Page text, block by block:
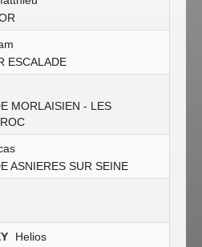
ESCALADE
MORLAISIEN - LES
ASNIERES SUR SEINE
Helios